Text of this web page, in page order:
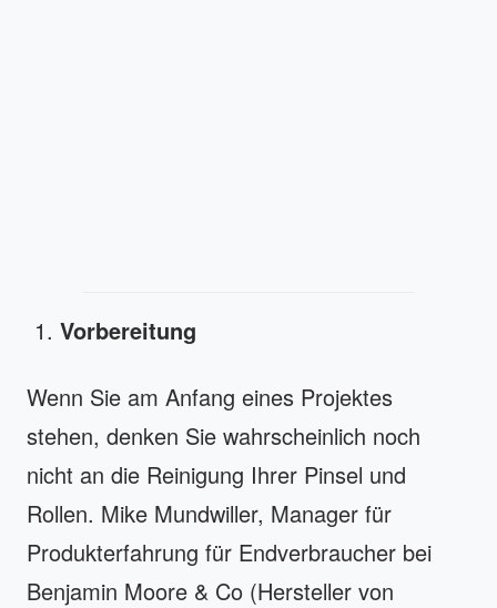
Vorbereitung
Wenn Sie am Anfang eines Projektes
stehen, denken Sie wahrscheinlich noch
nicht an die Reinigung Ihrer Pinsel und
Rollen. Mike Mundwiller, Manager für
Produkterfahrung für Endverbraucher bei
Benjamin Moore & Co (Hersteller von